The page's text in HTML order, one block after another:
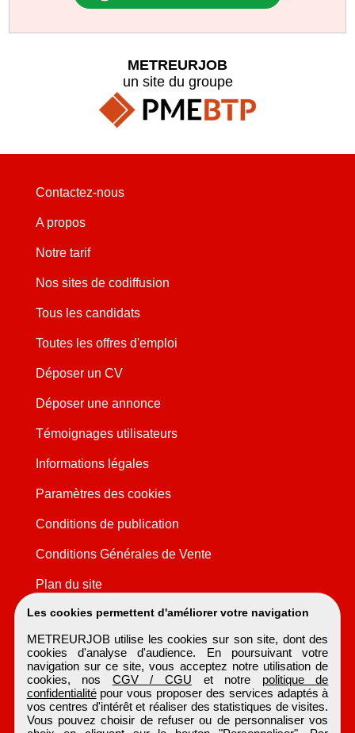
Les cookies permettent d'améliorer votre navigation
METREURJOB utilise les cookies sur son site, dont des
cookies d'analyse d'audience. En poursuivant votre
navigation sur ce site, vous acceptez notre utilisation de
cookies, nos CGV / CGU et notre politique de
confidentialitépour vous proposer des services adaptés à
vos centres d'intérêt et réaliser des statistiques de visites.
Vous pouvez choisir de refuser ou de personnaliser vos
METREURJOB
un site du groupe
Contactez-nous
A propos
Notre tarif
Nos sites de codiffusion
Tous les candidats
Toutes les offres d'emploi
Déposer un CV
Déposer une annonce
Témoignages utilisateurs
Informations légales
Paramètres des cookies
Conditions de publication
Conditions Générales de Vente
Plan du site